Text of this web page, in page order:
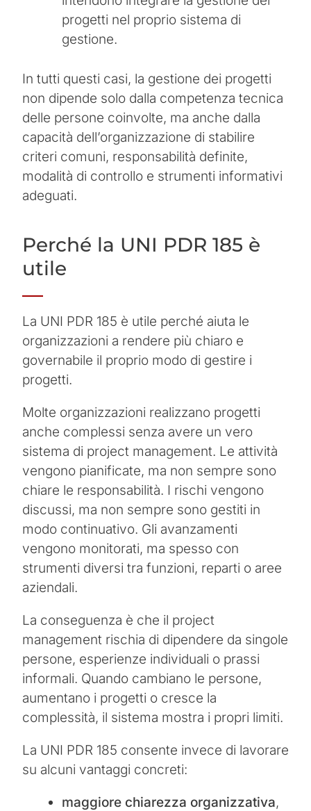
progetti nel proprio sistema di
gestione.
In tutti questi casi, la gestione dei progetti
non dipende solo dalla competenza tecnica
delle persone coinvolte, ma anche dalla
capacità dell’organizzazione di stabilire
criteri comuni, responsabilità definite,
modalità di controllo e strumenti informativi
adeguati.
Perché la UNI PDR 185 è
utile
La UNI PDR 185 è utile perché aiuta le
organizzazioni a rendere più chiaro e
governabile il proprio modo di gestire i
progetti.
Molte organizzazioni realizzano progetti
anche complessi senza avere un vero
sistema di project management. Le attività
vengono pianificate, ma non sempre sono
chiare le responsabilità. I rischi vengono
discussi, ma non sempre sono gestiti in
modo continuativo. Gli avanzamenti
vengono monitorati, ma spesso con
strumenti diversi tra funzioni, reparti o aree
aziendali.
La conseguenza è che il project
management rischia di dipendere da singole
persone, esperienze individuali o prassi
informali. Quando cambiano le persone,
aumentano i progetti o cresce la
complessità, il sistema mostra i propri limiti.
La UNI PDR 185 consente invece di lavorare
su alcuni vantaggi concreti:
maggiore chiarezza organizzativa,